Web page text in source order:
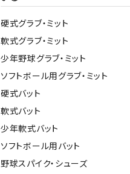
硬式グラブ・ミット
軟式グラブ・ミット
少年野球グラブ・ミット
ソフトボール用グラブ・ミット
硬式バット
軟式バット
少年軟式バット
ソフトボール用バット
野球スパイク・シューズ